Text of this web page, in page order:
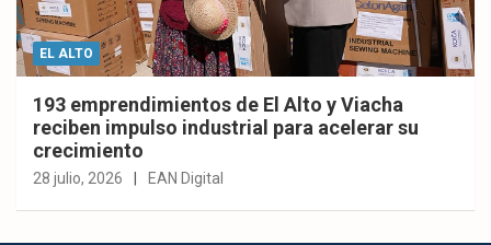
EL ALTO
193 emprendimientos de El Alto y Viacha
reciben impulso industrial para acelerar su
crecimiento
28 julio, 2026 EAN Digital